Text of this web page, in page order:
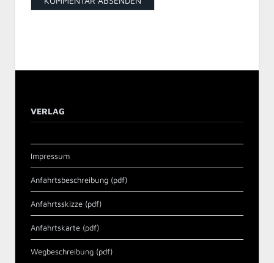
VERLAG
Impressum
Anfahrtsbeschreibung (pdf)
Anfahrtsskizze (pdf)
Anfahrtskarte (pdf)
Wegbeschreibung (pdf)